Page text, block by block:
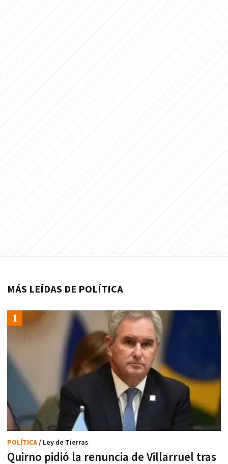
MÁS LEÍDAS DE POLÍTICA
Quirno pidió la renuncia de Villarruel tras
POLÍTICA/ Ley de Tierras